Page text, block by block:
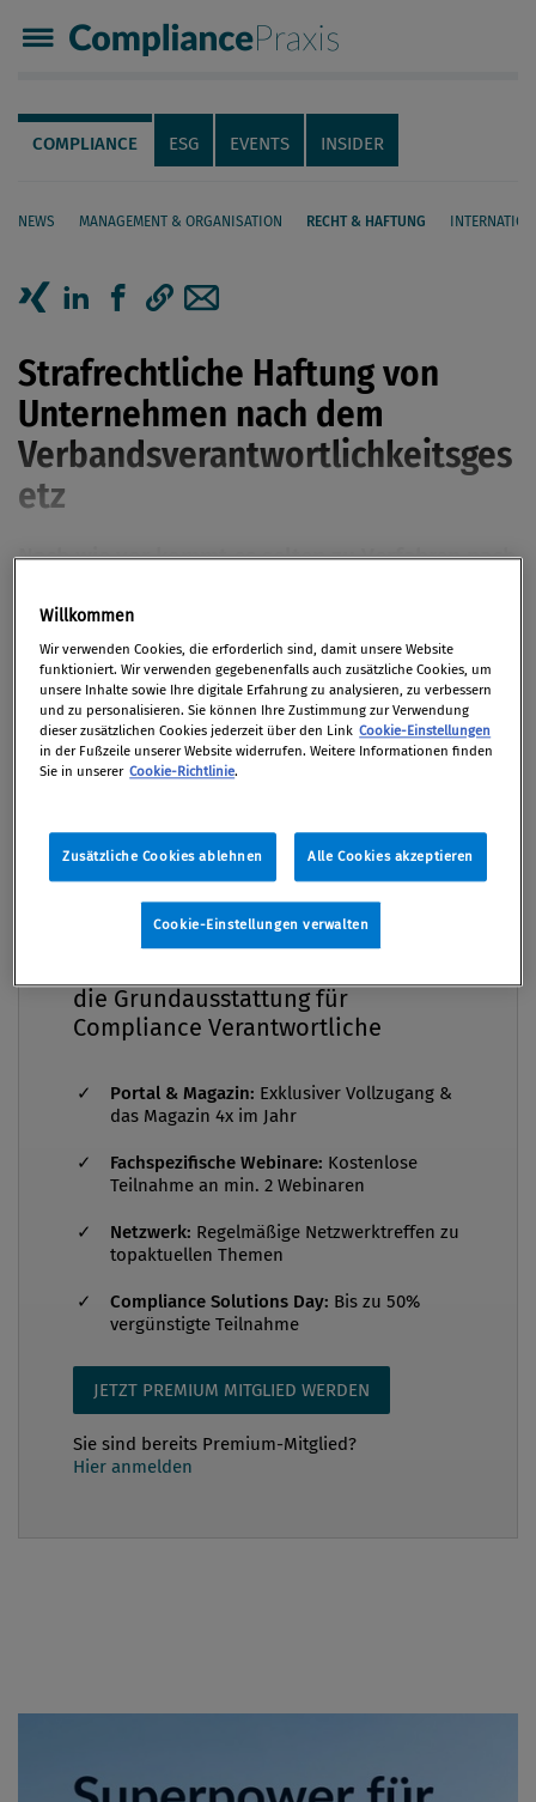
Compliance Praxis
Servicenavigation
Navigation
COMPLIANCE ESG EVENTS INSIDER
NEWS MANAGEMENT & ORGANISATION RECHT & HAFTUNG
Seiteninhalt
Strafrechtliche Haftung von
Unternehmen nach dem
Verbandsverantwortlichkeitsges
etz
Nach wie vor kommt es selten zu Verfahren nach
Verbandsverantwortlichkeitsgesetz (VbVG).
International steigt daher der Druck auf
Österreich, auch juristische Personen für Delikte
– etwa Bestechung – zur Verantwortung zu
ziehen. Im Licht eines aktuellen Urteils zum
VbVG analysiert der Artikel aus juristischer Sicht,
sind.
Mag. iur. Carola Wett
30. November 2014 / Erschienen in Compliance
Einleitung Am 3. Oktober 2014 wurde am
Straflandesgericht Wien das Urteil in einem
Korruptions- und Untreueprozess gesprochen, in
dem auch die involvierten Verbände nach dem
angeklagt waren. Das Verfahren endete mit zwei –
für die belangten Verbände. Rechtskraft haben die
einen Wiedereinsetzungsantrag gestellt hat, über
den eine Entscheidung des OGH noc...
Compliance Praxis Premium
die Grundausstattung für
Compliance Verantwortliche
Portal & Magazin: Exklusiver Vollzugang &
das Magazin 4x im Jahr
Fachspezifische Webinare: Kostenlose
Teilnahme an min. 2 Webinaren
Netzwerk: Regelmäßige Netzwerktreffen zu
topaktuellen Themen
Compliance Solutions Day: Bis zu 50%
vergünstigte Teilnahme
JETZT PREMIUM MITGLIED WERDEN
Sie sind bereits Premium-Mitglied?
Hier anmelden
Willkommen
Wir verwenden Cookies, die erforderlich sind, damit unsere Website
funktioniert. Wir verwenden gegebenenfalls auch zusätzliche Cookies, um
unsere Inhalte sowie Ihre digitale Erfahrung zu analysieren, zu verbessern
und zu personalisieren. Sie können Ihre Zustimmung zur Verwendung
dieser zusätzlichen Cookies jederzeit über den Link Cookie-Einstellungen
in der Fußzeile unserer Website widerrufen. Weitere Informationen finden
Sie in unserer Cookie-Richtlinie.
Zusätzliche Cookies ablehnen Alle Cookies akzeptieren
Cookie-Einstellungen verwalten